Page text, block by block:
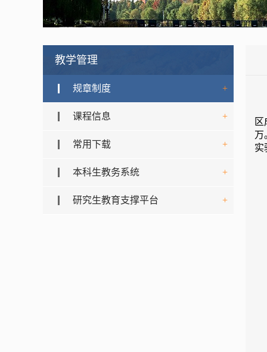
教学管理
规章制度 +
课程信息 +
常用下载 +
本科生教务系统 +
研究生教育支撑平台 +
万
实